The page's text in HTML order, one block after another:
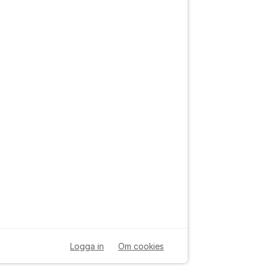
för inlägg/kommentar
Logga in Om cookies